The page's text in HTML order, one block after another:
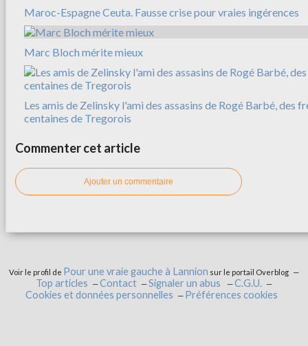
Maroc-Espagne Ceuta. Fausse crise pour vraies ingérences
Marc Bloch mérite mieux
Les amis de Zelinsky l'ami des assasins de Rogé Barbé, des
centaines de Tregorois
Commenter cet article
Ajouter un commentaire
Voir le profil de Pour une vraie gauche à Lannion sur le portail Overblog
Top articles Contact Signaler un abus
C.G.U.
Cookies et données personnelles
Préférences cookies